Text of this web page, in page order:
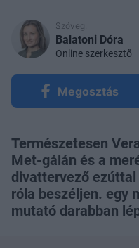
Szöveg:
Balatoni Dóra
Online szerkesztő
Megosztás
Természetesen
Met-gálán és a
divattervező
róla beszéljen. egy
mutató darabban